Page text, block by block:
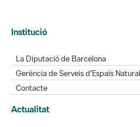
Gerència de Serveis d'Espais Naturals
Actualitat
L'Informatiu dels Parcs
Gaudim als Parcs